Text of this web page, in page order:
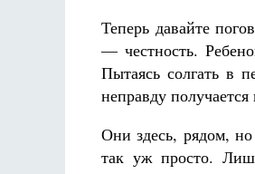
Теперь давайте
— честность.
Пытаясь солгать в
неправду
Они здесь, рядом,
так уж просто.